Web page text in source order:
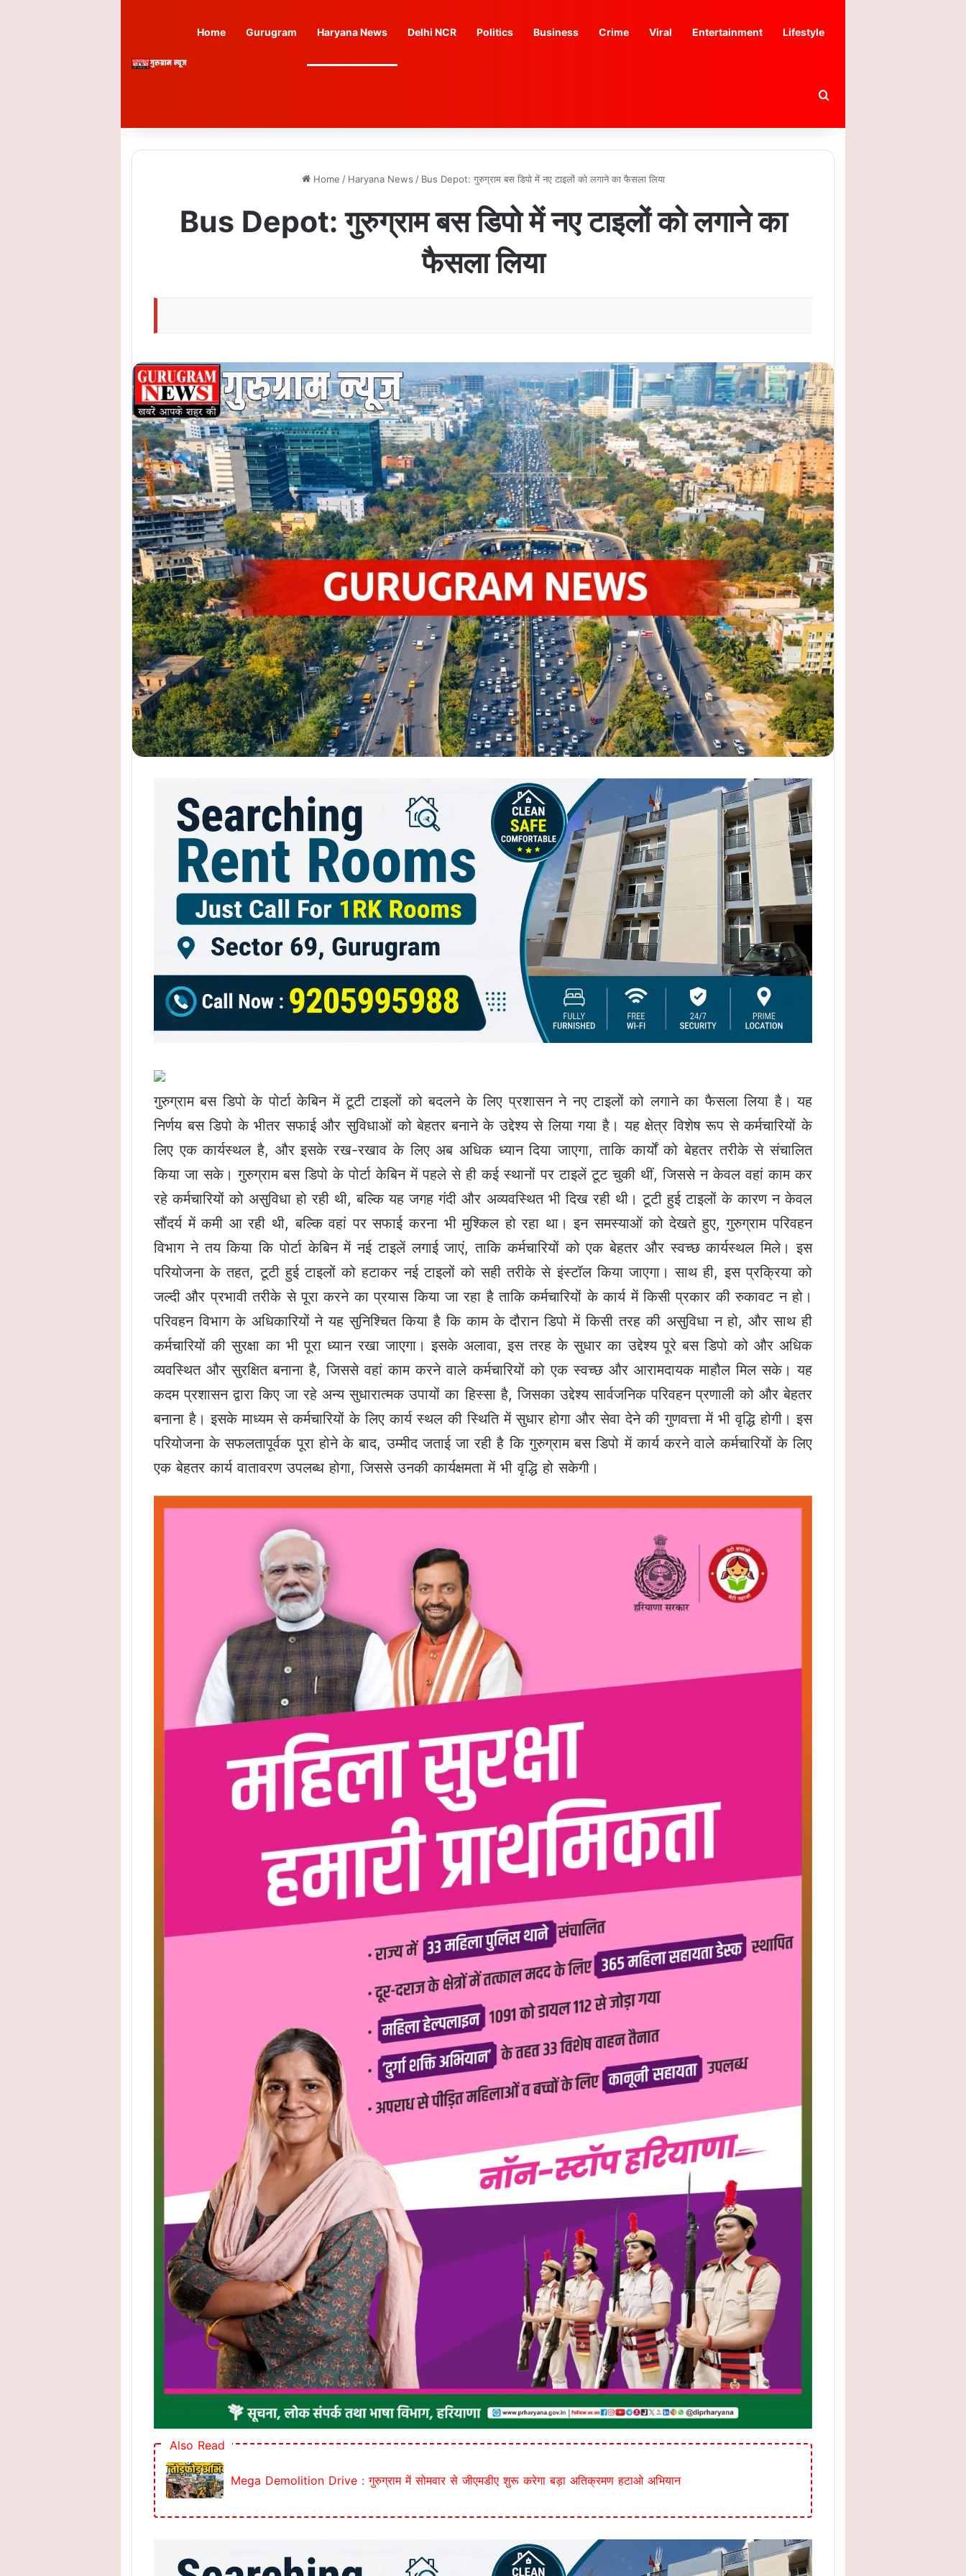
Home Gurugram Haryana News Delhi NCR Politics Business Crime Viral Entertainment Lifestyle
Search for
Home / Haryana News / Bus Depot: गुरुग्राम बस डिपो में नए टाइलों को लगाने का फैसला लिया
Bus Depot: गुरुग्राम बस डिपो में नए टाइलों को लगाने का
फैसला लिया
गुरुग्राम बस डिपो के पोर्टा केबिन में टूटी टाइलों को बदलने के लिए प्रशासन ने नए टाइलों को लगाने का फैसला लिया है। यह
निर्णय बस डिपो के भीतर सफाई और सुविधाओं को बेहतर बनाने के उद्देश्य से लिया गया है। यह क्षेत्र विशेष रूप से कर्मचारियों के
लिए एक कार्यस्थल है, और इसके रख-रखाव के लिए अब अधिक ध्यान दिया जाएगा, ताकि कार्यों को बेहतर तरीके से संचालित
किया जा सके। गुरुग्राम बस डिपो के पोर्टा केबिन में पहले से ही कई स्थानों पर टाइलें टूट चुकी थीं, जिससे न केवल वहां काम कर
रहे कर्मचारियों को असुविधा हो रही थी, बल्कि यह जगह गंदी और अव्यवस्थित भी दिख रही थी। टूटी हुई टाइलों के कारण न केवल
सौंदर्य में कमी आ रही थी, बल्कि वहां पर सफाई करना भी मुश्किल हो रहा था। इन समस्याओं को देखते हुए, गुरुग्राम परिवहन
विभाग ने तय किया कि पोर्टा केबिन में नई टाइलें लगाई जाएं, ताकि कर्मचारियों को एक बेहतर और स्वच्छ कार्यस्थल मिले। इस
परियोजना के तहत, टूटी हुई टाइलों को हटाकर नई टाइलों को सही तरीके से इंस्टॉल किया जाएगा। साथ ही, इस प्रक्रिया को
जल्दी और प्रभावी तरीके से पूरा करने का प्रयास किया जा रहा है ताकि कर्मचारियों के कार्य में किसी प्रकार की रुकावट न हो।
परिवहन विभाग के अधिकारियों ने यह सुनिश्चित किया है कि काम के दौरान डिपो में किसी तरह की असुविधा न हो, और साथ ही
कर्मचारियों की सुरक्षा का भी पूरा ध्यान रखा जाएगा। इसके अलावा, इस तरह के सुधार का उद्देश्य पूरे बस डिपो को और अधिक
व्यवस्थित और सुरक्षित बनाना है, जिससे वहां काम करने वाले कर्मचारियों को एक स्वच्छ और आरामदायक माहौल मिल सके। यह
कदम प्रशासन द्वारा किए जा रहे अन्य सुधारात्मक उपायों का हिस्सा है, जिसका उद्देश्य सार्वजनिक परिवहन प्रणाली को और बेहतर
बनाना है। इसके माध्यम से कर्मचारियों के लिए कार्य स्थल की स्थिति में सुधार होगा और सेवा देने की गुणवत्ता में भी वृद्धि होगी। इस
परियोजना के सफलतापूर्वक पूरा होने के बाद, उम्मीद जताई जा रही है कि गुरुग्राम बस डिपो में कार्य करने वाले कर्मचारियों के लिए
एक बेहतर कार्य वातावरण उपलब्ध होगा, जिससे उनकी कार्यक्षमता में भी वृद्धि हो सकेगी।
Also Read
Mega Demolition Drive : गुरुग्राम में सोमवार से जीएमडीए शुरू करेगा बड़ा अतिक्रमण हटाओ अभियान